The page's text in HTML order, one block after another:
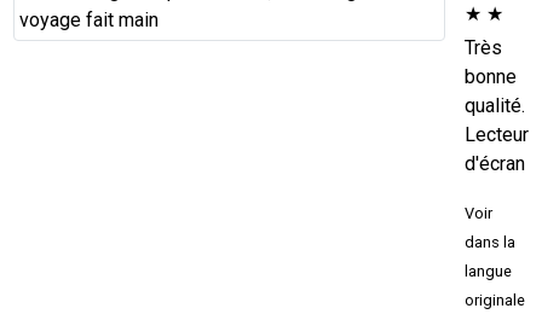
★ ★
Très
bonne
qualité.
Lecteur
d'écran
Voir
dans la
langue
originale